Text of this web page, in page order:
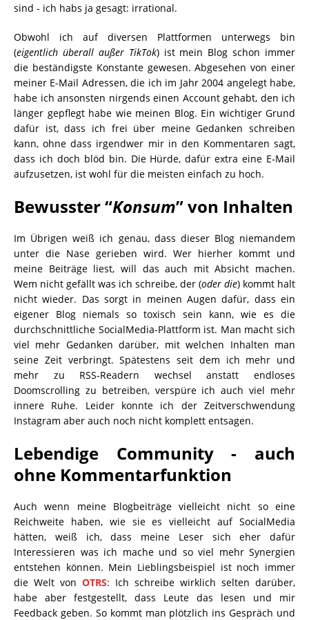
sind - ich habs ja gesagt: irrational.
Obwohl ich auf diversen Plattformen unterwegs bin
(eigentlich überall außer TikTok) ist mein Blog schon immer
die beständigste Konstante gewesen. Abgesehen von einer
meiner E-Mail Adressen, die ich im Jahr 2004 angelegt habe,
habe ich ansonsten nirgends einen Account gehabt, den ich
länger gepflegt habe wie meinen Blog. Ein wichtiger Grund
dafür ist, dass ich frei über meine Gedanken schreiben
kann, ohne dass irgendwer mir in den Kommentaren sagt,
dass ich doch blöd bin. Die Hürde, dafür extra eine E-Mail
aufzusetzen, ist wohl für die meisten einfach zu hoch.
Bewusster “Konsum” von Inhalten
Im Übrigen weiß ich genau, dass dieser Blog niemandem
unter die Nase gerieben wird. Wer hierher kommt und
meine Beiträge liest, will das auch mit Absicht machen.
Wem nicht gefällt was ich schreibe, der (oder die) kommt halt
nicht wieder. Das sorgt in meinen Augen dafür, dass ein
eigener Blog niemals so toxisch sein kann, wie es die
durchschnittliche SocialMedia-Plattform ist. Man macht sich
viel mehr Gedanken darüber, mit welchen Inhalten man
seine Zeit verbringt. Spätestens seit dem ich mehr und
mehr zu RSS-Readern wechsel anstatt endloses
Doomscrolling zu betreiben, verspüre ich auch viel mehr
innere Ruhe. Leider konnte ich der Zeitverschwendung
Instagram aber auch noch nicht komplett entsagen.
Lebendige Community - auch
ohne Kommentarfunktion
Auch wenn meine Blogbeiträge vielleicht nicht so eine
Reichweite haben, wie sie es vielleicht auf SocialMedia
hätten, weiß ich, dass meine Leser sich eher dafür
Interessieren was ich mache und so viel mehr Synergien
entstehen können. Mein Lieblingsbeispiel ist noch immer
die Welt von OTRS: Ich schreibe wirklich selten darüber,
habe aber festgestellt, dass Leute das lesen und mir
Feedback geben. So kommt man plötzlich ins Gespräch und